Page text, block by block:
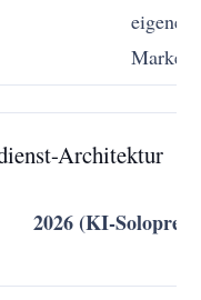
eigene
Marke)
Architektur
2026 (KI-